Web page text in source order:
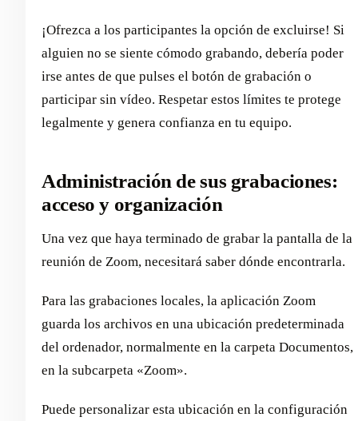
¡Ofrezca a los participantes la opción de excluirse! Si
alguien no se siente cómodo grabando, debería poder
irse antes de que pulses el botón de grabación o
participar sin vídeo. Respetar estos límites te protege
legalmente y genera confianza en tu equipo.
Administración de sus grabaciones:
acceso y organización
Una vez que haya terminado de grabar la pantalla de la
reunión de Zoom, necesitará saber dónde encontrarla.
Para las grabaciones locales, la aplicación Zoom
guarda los archivos en una ubicación predeterminada
del ordenador, normalmente en la carpeta Documentos,
en la subcarpeta «Zoom».
Puede personalizar esta ubicación en la configuración